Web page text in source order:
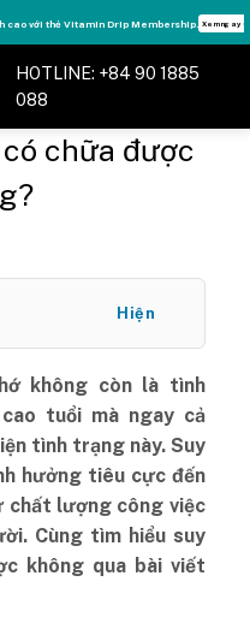
Drip Membership. Xem ngay ➝
HOTLINE: +84 90 1885
088
chữa được
Hiện
không còn là tình
tuổi mà ngay cả
tình trạng này. Suy
hưởng tiêu cực đến
chất lượng công việc
Cùng tìm hiểu suy
không qua bài viết